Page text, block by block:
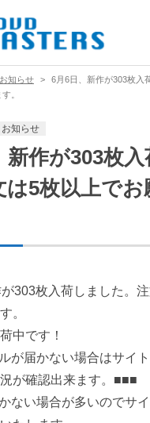
お知らせ
6月6日、新作が303枚入
。
お知らせ
新作が303枚
は5枚以上でお
303枚入荷しました。
。
中です！
が届かない場合はサイ
が確認出来ます。■■■
ない場合が多いのでサ